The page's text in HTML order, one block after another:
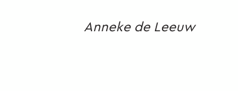
Anneke de Leeuw